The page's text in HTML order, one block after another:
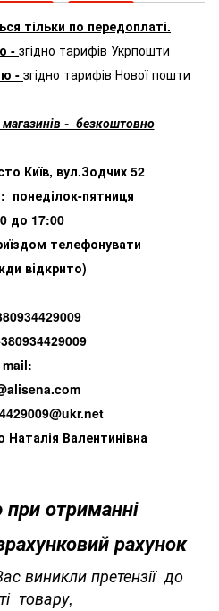
тільки по передоплаті.
-згідно тарифів Укрпошти
-згідно тарифів Нової пошти
- безкоштовно
Київ, вул.Зодчих 52
понеділок-пятниця
до 17:00
телефонувати
відкрито)
mail:
Валентинівна
при отриманні
рахунок
виникли претензії до
товару,